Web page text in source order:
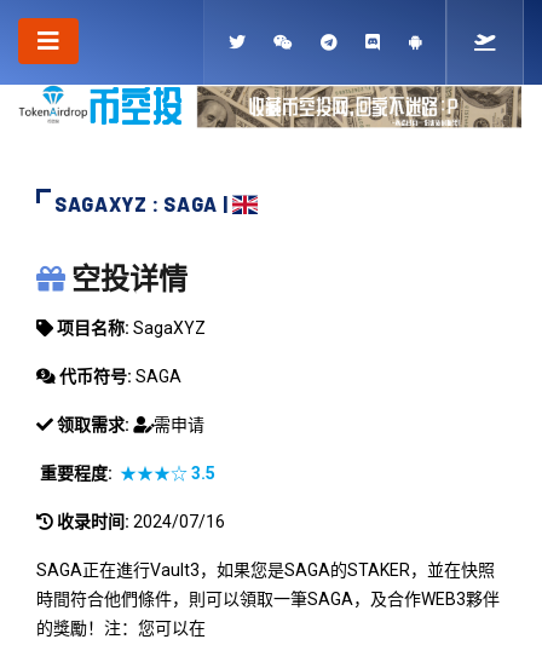
SAGAXYZ : SAGA |
SAGAXYZ
空投详情
项目名称: SagaXYZ
代币符号: SAGA
领取需求: 需申请
重要程度: ★★★☆3.5
收录时间: 2024/07/16
SAGA正在進行Vault3，如果您是SAGA的STAKER，並在快照
時間符合他們條件，則可以領取一筆SAGA，及合作WEB3夥伴
的獎勵！注：您可以在